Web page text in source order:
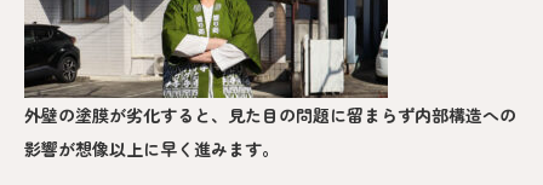
外壁の塗膜が劣化すると、見た目の問題に留まらず内部構造への
影響が想像以上に早く進みます。